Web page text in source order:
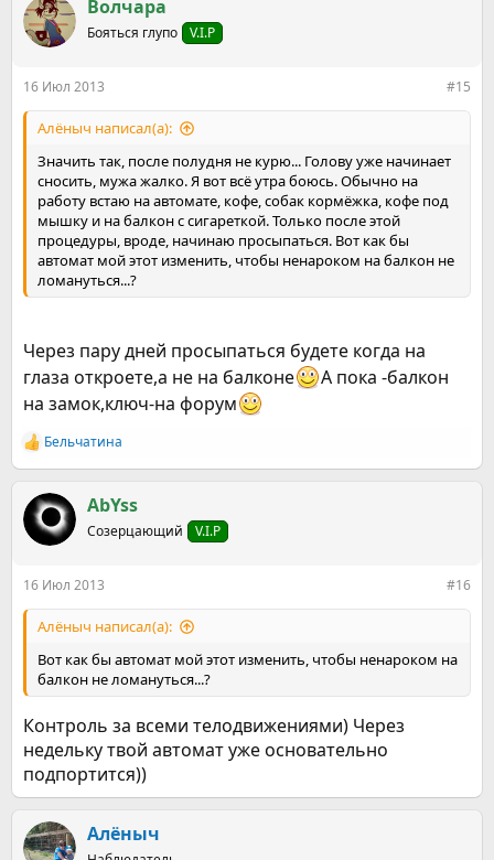
Волчара
Бояться глупо V.I.P
16 Июл 2013 #15
Алёныч написал(а):
Значить так, после полудня не курю... Голову уже начинает
сносить, мужа жалко. Я вот всё утра боюсь. Обычно на
работу встаю на автомате, кофе, собак кормёжка, кофе под
мышку и на балкон с сигареткой. Только после этой
процедуры, вроде, начинаю просыпаться. Вот как бы
автомат мой этот изменить, чтобы ненароком на балкон не
ломануться...?
Через пару дней просыпаться будете когда на
глаза откроете,а не на балконе
А пока -балкон
на замок,ключ-на форум
Р
е
к
ц
и
Бельчатина
AbYss
Созерцающий V.I.P
16 Июл 2013 #16
Алёныч написал(а):
Вот как бы автомат мой этот изменить, чтобы ненароком на
балкон не ломануться...?
Контроль за всеми телодвижениями) Через
недельку твой автомат уже основательно
подпортится))
Алёныч